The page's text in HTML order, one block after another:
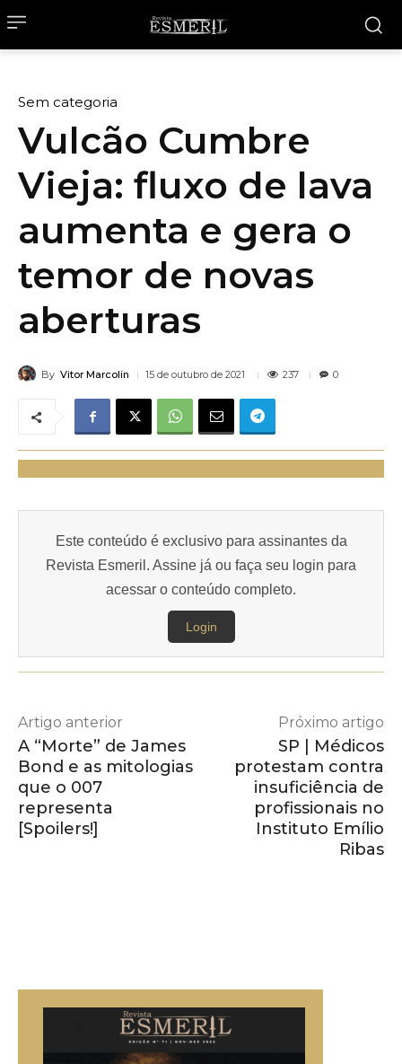
Sem categoria
Vulcão Cumbre
Vieja: fluxo de lava
aumenta e gera o
temor de novas
aberturas
By Vitor Marcolin 15 de outubro de 2021 237 0
Este conteúdo é exclusivo para assinantes da
Revista Esmeril. Assine já ou faça seu login para
acessar o conteúdo completo.
Login
Artigo anterior
A “Morte” de James
Bond e as mitologias
que o 007
representa
[Spoilers!]
Próximo artigo
SP | Médicos
protestam contra
insuficiência de
profissionais no
Instituto Emílio
Ribas